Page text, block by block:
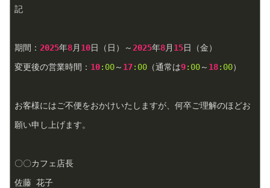
記
期間： 2025年8月 10日（日）～ 2025年8月 15日（金）
変更後の営業時間： 10:00～ 17:00 （通常は9:00～ 18:00）
お客様にはご不便をおかけいたしますが、何卒ご理解のほどお
願い申し上げます。
〇〇カフェ店長
佐藤 花子